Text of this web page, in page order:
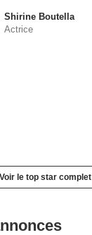
Shirine Boutella
Actrice
Voir le top star complet